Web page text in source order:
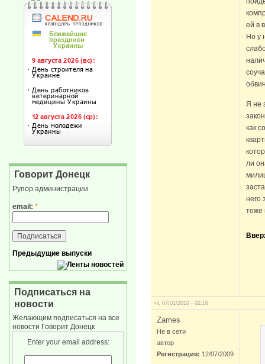
ей в
Но у
Я не
как
ли
него
тоже
чт, 07/01/2010 - 02:16
Zames
Не в сети
автор
Регистрация: 12/07/2009
Говорит Донецк
Рупор администрации
email: *
Предыдущие выпуски
Подписаться на
новости
Желающим подписаться на все
новости Говорит Донецк
Enter your email address: